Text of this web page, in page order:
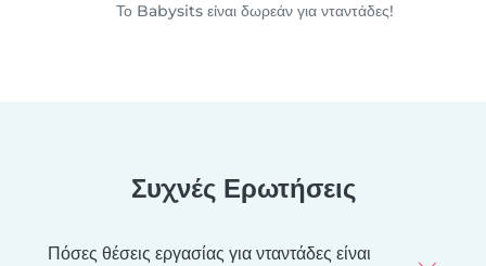
Το Babysits είναι δωρεάν για νταντάδες!
Συχνές Ερωτήσεις
Πόσες θέσεις εργασίας για νταντάδες είναι